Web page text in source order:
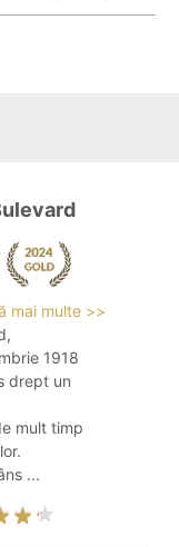
mai multe >>
1918
drept un
mult timp
...